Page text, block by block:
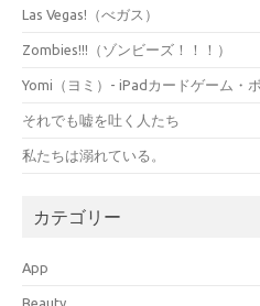
Las Vegas!（べガス）
Zombies!!!（ゾンビーズ！！！）
Yomi（ヨミ）- iPadカードゲーム・
それでも嘘を吐く人たち
私たちは溺れている。
カテゴリー
App
Beauty